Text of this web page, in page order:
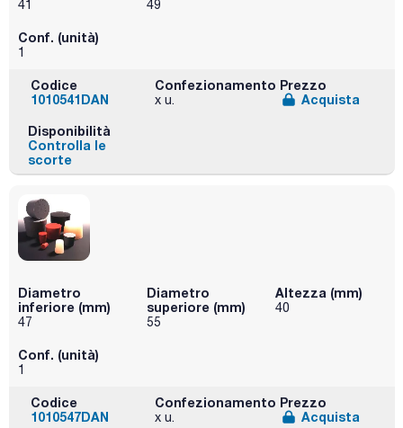
41 49
Conf. (unità)
1
Codice
1010541DAN
Confezionamento
x u.
Prezzo
Acquista
Disponibilità
Controlla le
scorte
Diametro
inferiore (mm)
47
Diametro
superiore (mm)
55
Altezza (mm)
40
Conf. (unità)
1
Codice
1010547DAN
Confezionamento
x u.
Prezzo
Acquista